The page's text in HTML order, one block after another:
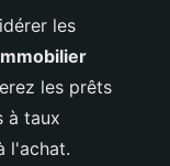
les
les prêts
à taux
l'achat.